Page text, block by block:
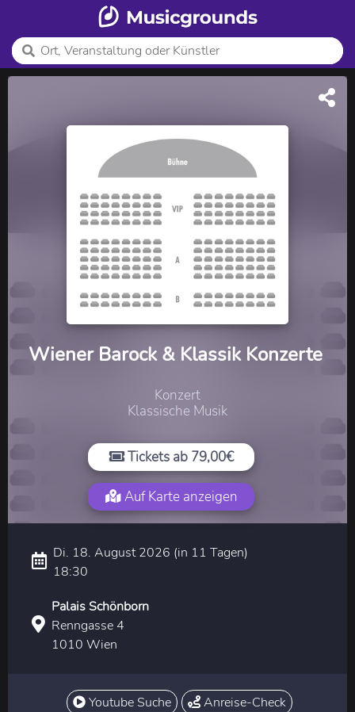
Wiener Barock & Klassik Konzerte
Konzert
Klassische Musik
Tickets ab 79,00€
Auf Karte anzeigen
Di. 18. August 2026 (in 11 Tagen)
18:30
Palais Schönborn
Renngasse 4
1010 Wien
Youtube Suche Anreise-Check